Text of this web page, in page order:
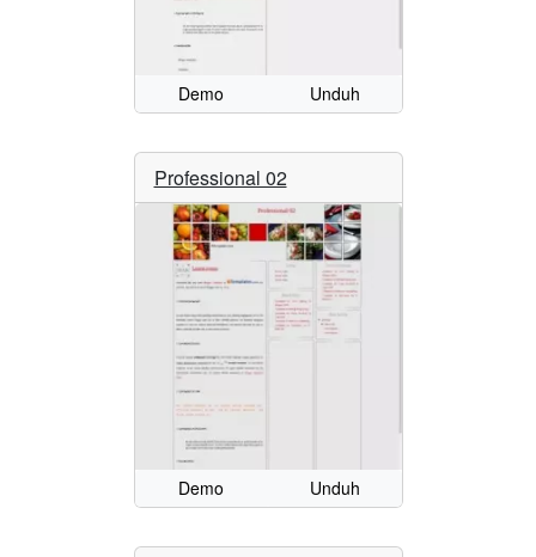
Demo Unduh
Professional 02
Demo Unduh